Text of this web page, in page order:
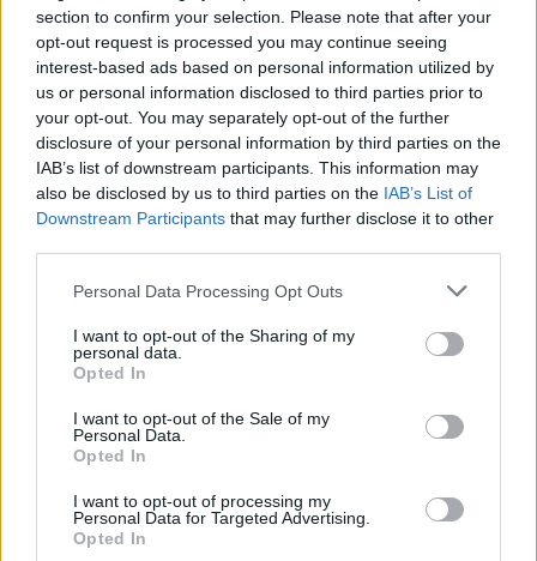
section to confirm your selection. Please note that after your
opt-out request is processed you may continue seeing
interest-based ads based on personal information utilized by
us or personal information disclosed to third parties prior to
your opt-out. You may separately opt-out of the further
disclosure of your personal information by third parties on the
IAB’s list of downstream participants. This information may
also be disclosed by us to third parties on the IAB’s List of
Downstream Participants that may further disclose it to other
Personal Data Processing Opt Outs
I want to opt-out of the Sharing of my
personal data.
Opted In
I want to opt-out of the Sale of my
Personal Data.
Opted In
I want to opt-out of processing my
Personal Data for Targeted Advertising.
Opted In
12h00 et de 14h00 à 18h00
Pour en savoir plus, rendez-vous sur leur site
officiel :Carrosserie Lemer
continuons à faire rayonner notre club et notre
région !
PRÉCÉDENT
Défaite à domicile
SUIVANT